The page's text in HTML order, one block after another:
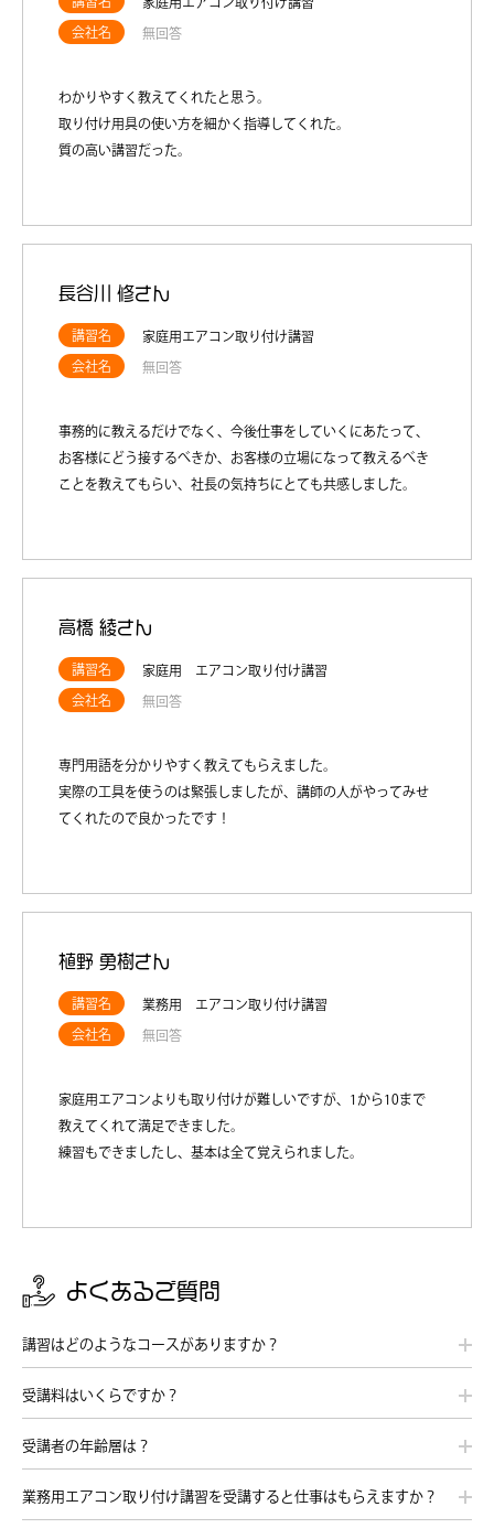
会社名 無回答
わかりやすく教えてくれたと思う。
取り付け用具の使い方を細かく指導してくれた。
質の高い講習だった。
長谷川 修さん
講習名 家庭用エアコン取り付け講習
会社名 無回答
事務的に教えるだけでなく、今後仕事をしていくにあたって、
お客様にどう接するべきか、お客様の立場になって教えるべき
ことを教えてもらい、社長の気持ちにとても共感しました。
高橋 綾さん
講習名 家庭用 エアコン取り付け講習
会社名 無回答
専門用語を分かりやすく教えてもらえました。
実際の工具を使うのは緊張しましたが、講師の人がやってみせ
てくれたので良かったです！
植野 勇樹さん
講習名 業務用 エアコン取り付け講習
会社名 無回答
家庭用エアコンよりも取り付けが難しいですが、1から10まで
教えてくれて満足できました。
練習もできましたし、基本は全て覚えられました。
よくあるご質問
講習はどのようなコースがありますか？
受講料はいくらですか？
受講者の年齢層は？
業務用エアコン取り付け講習を受講すると仕事はもらえますか？